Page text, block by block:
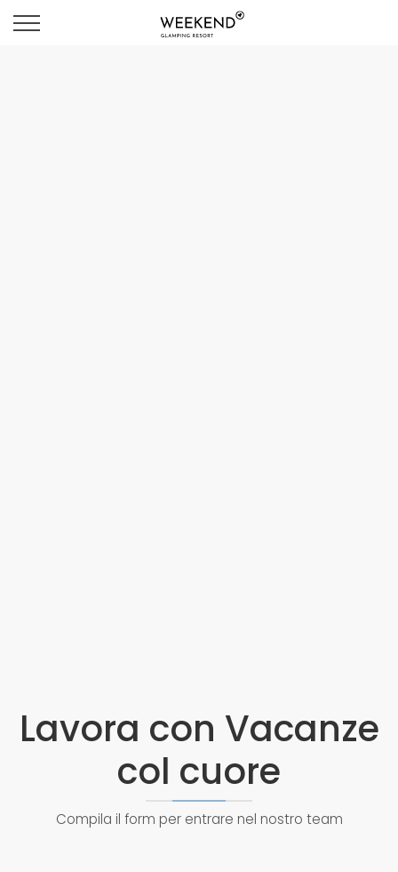
Lavora con Vacanze
col cuore
Compila il form per entrare nel nostro team